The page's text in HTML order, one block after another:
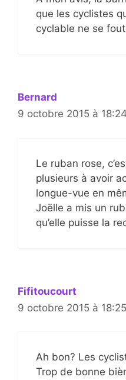
que les cyclistes
cyclable ne se
Bernard
9 octobre 2015 à 18:24
Le ruban rose,
plusieurs à avoir
longue-vue en
Joëlle a mis un
qu’elle puisse la
Fifitoucourt
9 octobre 2015 à 18:25
Ah bon? Les
Trop de bonne